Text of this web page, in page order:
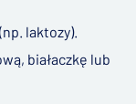
laktozy).
białaczkę lub